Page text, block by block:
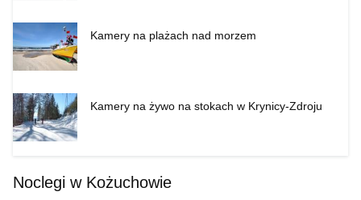
Kamery na plażach nad morzem
Kamery na żywo na stokach w Krynicy-Zdroju
Noclegi w Kożuchowie